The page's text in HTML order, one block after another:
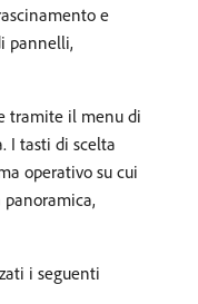
e
pannelli,
tramite il menu di
I tasti di scelta
operativo su cui
panoramica,
i seguenti